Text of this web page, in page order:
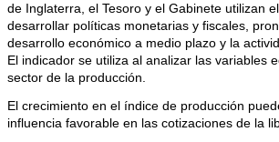
de Inglaterra, el Tesoro y el Gabinete utilizan
desarrollar políticas monetarias y fiscales,
desarrollo económico a medio plazo y la
El indicador se utiliza al analizar las variables
sector de la producción.
El crecimiento en el índice de producción
influencia favorable en las cotizaciones de la